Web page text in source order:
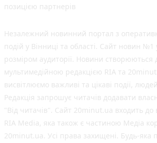
позицією партнерів
Незалежний новинний портал з
подій у Вінниці та області. Сайт новин №1
розміром аудиторії. Новини створюються
мультимедійною редакцією RIA та
висвітлюємо важливі та цікаві події,
Редакція запрошує читачів додавати
"Від читачів". Сайт 20minut.ua входить до
RIA Media, яка також є частиною Медіа
20minut.ua. Усі права захищені. Будь-яка